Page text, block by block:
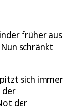
früher aus
schränkt
sich immer
der
der